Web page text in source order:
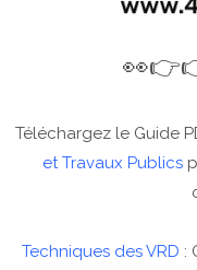
Téléchargez le Guide
et Travaux Publics
Techniques des VRD :